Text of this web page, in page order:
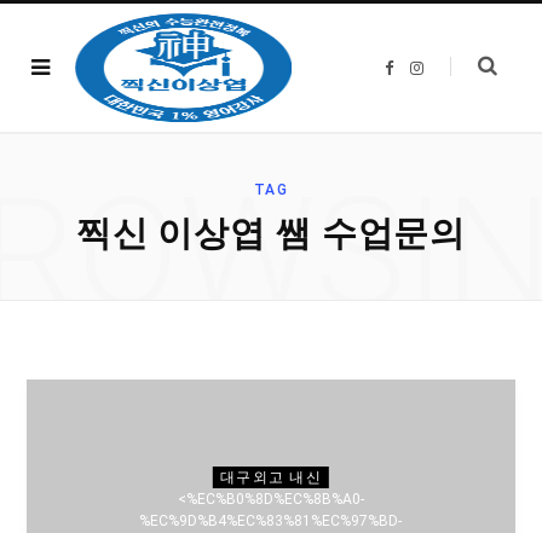
F
I
TAG
찍신 이상엽 쌤 수업문의
대구외고 내신
<%EC%B0%8D%EC%8B%A0-
%EC%9D%B4%EC%83%81%EC%97%BD-